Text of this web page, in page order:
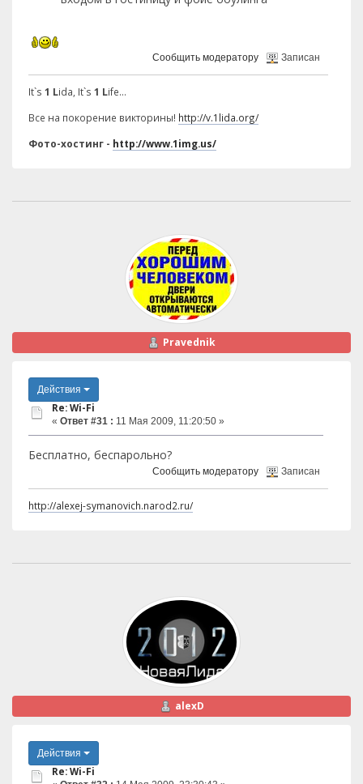
Сообщить модератору Записан
It`s 1 Lida, It`s 1 Life...
Все на покорение викторины! http://v.1lida.org/
Фото-хостинг - http://www.1img.us/
Pravednik
Действия
Re: Wi-Fi
« Ответ #31 : 11 Мая 2009, 11:20:50 »
Бесплатно, беспарольно?
Сообщить модератору Записан
http://alexej-symanovich.narod2.ru/
alexD
Действия
Re: Wi-Fi